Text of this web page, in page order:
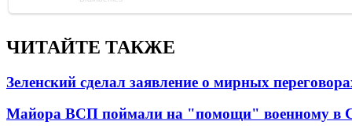
ЧИТАЙТЕ ТАКЖЕ
Зеленский сделал заявление о мирных
Майора ВСП поймали на "помощи" военному в